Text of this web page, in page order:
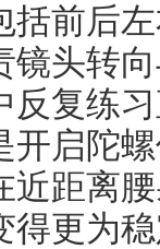
括前后
镜头转
反复练
开启陀
近距离
得更为